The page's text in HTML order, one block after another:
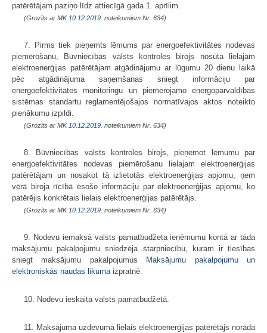
patērētājam paziņo līdz attiecīgā gada 1. aprīlim.
(Grozīts ar MK 10.12.2019. noteikumiem Nr. 634)
7. Pirms tiek pieņemts lēmums par energoefektivitātes nodevas
piemērošanu, Būvniecības valsts kontroles birojs nosūta lielajam
elektroenerģijas patērētājam atgādinājumu ar lūgumu 20 dienu laikā
pēc atgādinājuma saņemšanas sniegt informāciju par
energoefektivitātes monitoringu un piemērojamo energopārvaldības
sistēmas standartu reglamentējošajos normatīvajos aktos noteikto
pienākumu izpildi.
(Grozīts ar MK 10.12.2019. noteikumiem Nr. 634)
8. Būvniecības valsts kontroles birojs, pieņemot lēmumu par
energoefektivitātes nodevas piemērošanu lielajam elektroenerģijas
patērētājam un nosakot tā izlietotās elektroenerģijas apjomu, ņem
vērā biroja rīcībā esošo informāciju par elektroenerģijas apjomu, ko
patērējis konkrētais lielais elektroenerģijas patērētājs.
(Grozīts ar MK 10.12.2019. noteikumiem Nr. 634)
9. Nodevu iemaksā valsts pamatbudžeta ieņēmumu kontā ar tāda
maksājumu pakalpojumu sniedzēja starpniecību, kuram ir tiesības
sniegt maksājumu pakalpojumus Maksājumu pakalpojumu un
elektroniskās naudas likuma izpratnē.
10. Nodevu ieskaita valsts pamatbudžetā.
11. Maksājuma uzdevumā lielais elektroenerģijas patērētājs norāda